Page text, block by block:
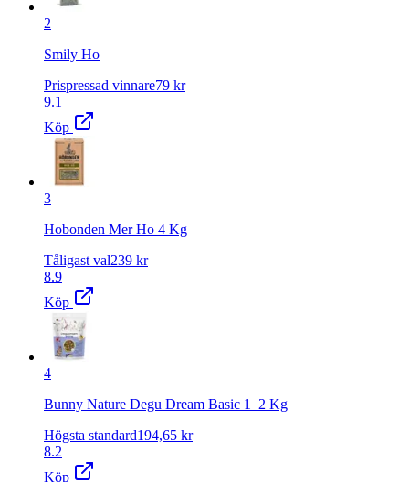
2
Smily Ho
Prispressad vinnare79 kr
9.1
Köp
3
Hobonden Mer Ho 4 Kg
Tåligast val239 kr
8.9
Köp
4
Bunny Nature Degu Dream Basic 1_2 Kg
Högsta standard194,65 kr
8.2
Köp